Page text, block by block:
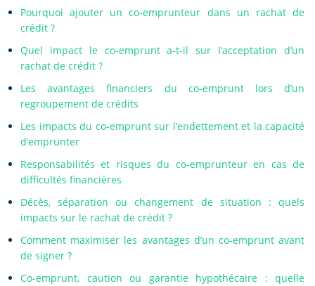
Pourquoi ajouter un co-emprunteur dans un rachat de
crédit ?
Quel impact le co-emprunt a-t-il sur l’acceptation d’un
rachat de crédit ?
Les avantages financiers du co-emprunt lors d’un
regroupement de crédits
Les impacts du co-emprunt sur l’endettement et la capacité
d’emprunter
Responsabilités et risques du co-emprunteur en cas de
difficultés financières
Décès, séparation ou changement de situation : quels
impacts sur le rachat de crédit ?
Comment maximiser les avantages d’un co-emprunt avant
de signer ?
Co-emprunt, caution ou garantie hypothécaire : quelle